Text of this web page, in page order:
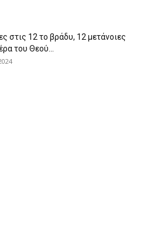
στις 12 το βράδυ, 12 μετάνοιες
του Θεού...